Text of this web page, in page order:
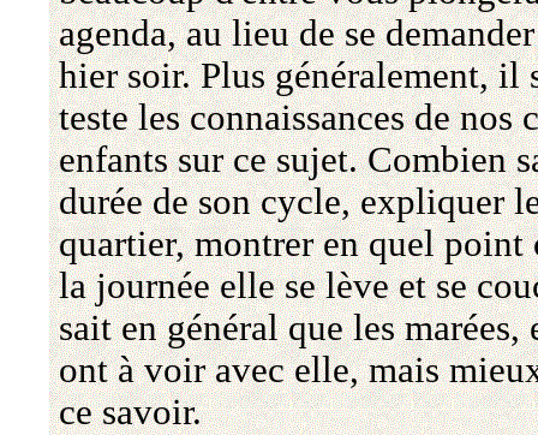
agenda, au lieu de se
hier soir. Plus généralement, il
teste les connaissances de nos
enfants sur ce sujet. Combien
durée de son cycle, expliquer
quartier, montrer en quel
la journée elle se lève et se
sait en général que les
ont à voir avec elle, mais
ce savoir.